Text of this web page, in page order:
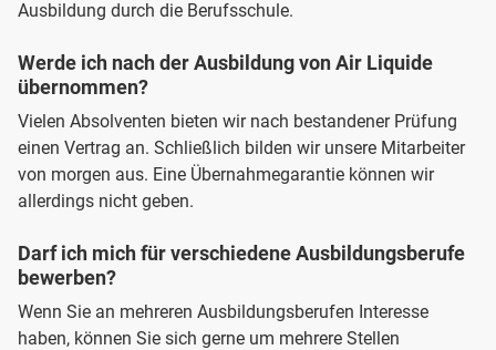
Ausbildung durch die Berufsschule.
Werde ich nach der Ausbildung von Air Liquide
übernommen?
Vielen Absolventen bieten wir nach bestandener Prüfung
einen Vertrag an. Schließlich bilden wir unsere Mitarbeiter
von morgen aus. Eine Übernahmegarantie können wir
allerdings nicht geben.
Darf ich mich für verschiedene Ausbildungsberufe
bewerben?
Wenn Sie an mehreren Ausbildungsberufen Interesse
haben, können Sie sich gerne um mehrere Stellen